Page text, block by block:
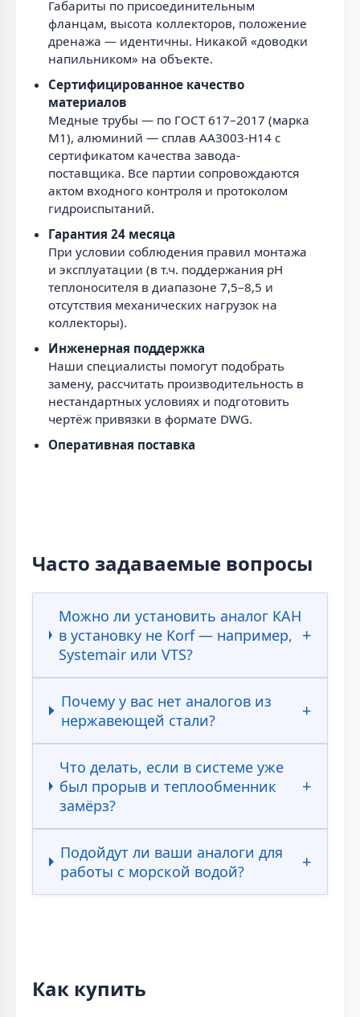
Габариты по присоединительным
фланцам, высота коллекторов, положение
дренажа — идентичны. Никакой «доводки
напильником» на объекте.
Сертифицированное качество
материалов
Медные трубы — по ГОСТ 617–2017 (марка
М1), алюминий — сплав AA3003-H14 с
сертификатом качества завода-
поставщика. Все партии сопровождаются
актом входного контроля и протоколом
гидроиспытаний.
Гарантия 24 месяца
При условии соблюдения правил монтажа
и эксплуатации (в т.ч. поддержания pH
теплоносителя в диапазоне 7,5–8,5 и
отсутствия механических нагрузок на
коллекторы).
Инженерная поддержка
Наши специалисты помогут подобрать
замену, рассчитать производительность в
нестандартных условиях и подготовить
чертёж привязки в формате DWG.
Оперативная поставка
Часто задаваемые вопросы
Можно ли установить аналог КАН
в установку не Korf — например,
Systemair или VTS?
Почему у вас нет аналогов из
нержавеющей стали?
Что делать, если в системе уже
был прорыв и теплообменник
замёрз?
Подойдут ли ваши аналоги для
работы с морской водой?
Как купить